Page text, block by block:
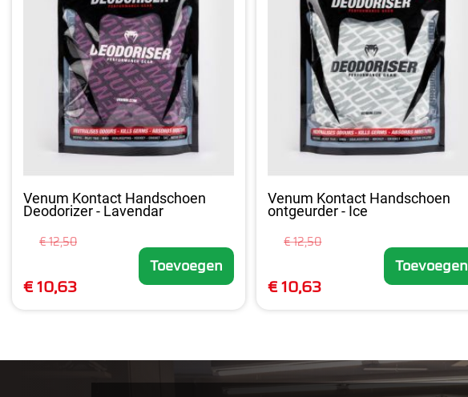
Venum Kontact Handschoen
Deodorizer - Lavendar
€ 12,50
€ 10,63
Toevoegen
Venum Kontact Handschoen
ontgeurder - Ice
€ 12,50
€ 10,63
Toevoegen